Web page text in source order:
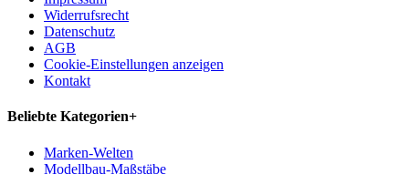
Widerrufsrecht
Datenschutz
AGB
Cookie-Einstellungen anzeigen
Kontakt
Beliebte Kategorien+
Marken-Welten
Modellbau-Maßstäbe